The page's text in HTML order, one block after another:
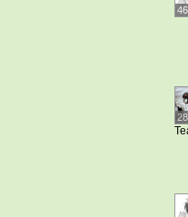
46
28